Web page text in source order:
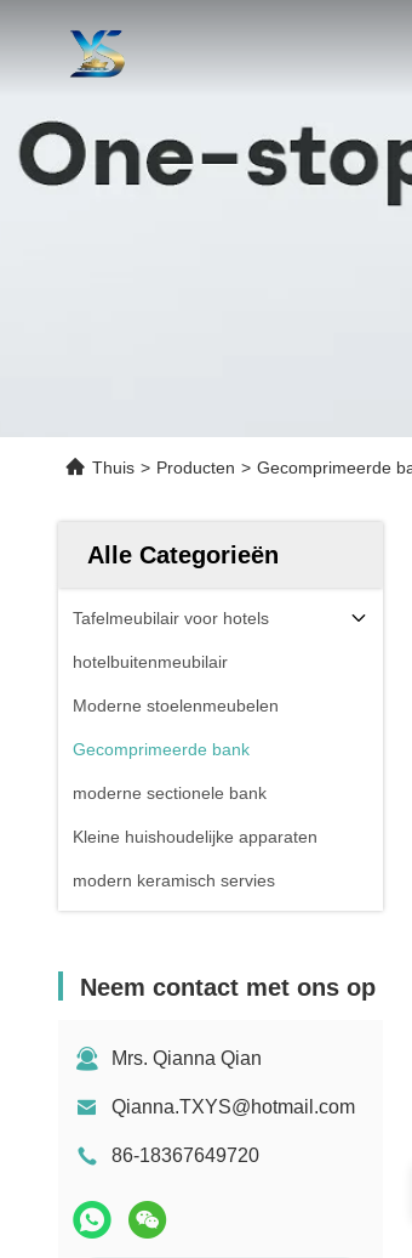
Thuis > Producten > Gecomprimeerde
Alle Categorieën
Tafelmeubilair voor hotels
hotelbuitenmeubilair
Moderne stoelenmeubelen
Gecomprimeerde bank
moderne sectionele bank
Kleine huishoudelijke apparaten
modern keramisch servies
Neem contact met ons op
Mrs. Qianna Qian
Qianna.TXYS@hotmail.com
86-18367649720